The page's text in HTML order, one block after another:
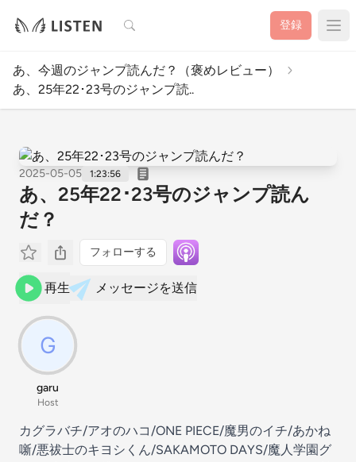
検索 登録
あ、今週のジャンプ読んだ？（褒めレビュー）
あ、25年22･23号のジャンプ読..
2025-05-05 1:23:56
あ、25年22･23号のジャンプ読ん
だ？
フォローする
再生 メッセージを送信
garu
Host
カグラバチ/アオのハコ/ONE PIECE/魔男のイチ/あかね
噺/悪祓士のキヨシくん/SAKAMOTO DAYS/魔人学園グ